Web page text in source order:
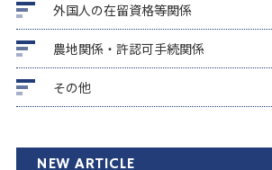
外国人の在留資格等関係
農地関係・許認可手続関係
その他
NEW ARTICLE